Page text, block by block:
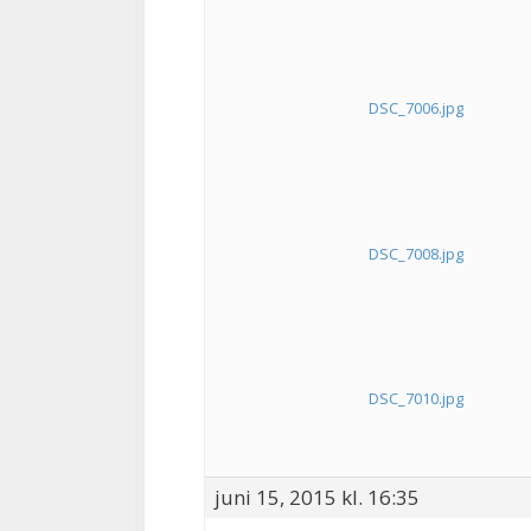
DSC_7006.jpg
DSC_7008.jpg
DSC_7010.jpg
juni 15, 2015 kl. 16:35